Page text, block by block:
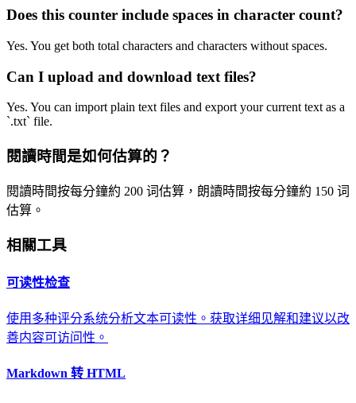
Does this counter include spaces in character count?
Yes. You get both total characters and characters without spaces.
Can I upload and download text files?
Yes. You can import plain text files and export your current text as a
`.txt` file.
閱讀時間是如何估算的？
閱讀時間按每分鐘約 200 词估算，朗讀時間按每分鐘約 150 词
估算。
相關工具
可读性检查
使用多种评分系统分析文本可读性。获取详细见解和建议以改
善内容可访问性。
Markdown 转 HTML